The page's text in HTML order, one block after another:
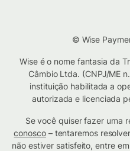
© Wise
Wise é o nome fantasia da
Câmbio Ltda. (CNPJ/ME
instituição habilitada a
autorizada e licenciada
Se você quiser fazer uma
conosco– tentaremos
não estiver satisfeito, entre